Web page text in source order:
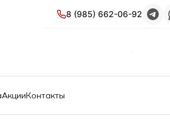
8 (985) 662-06-92
АкцииКонтакты